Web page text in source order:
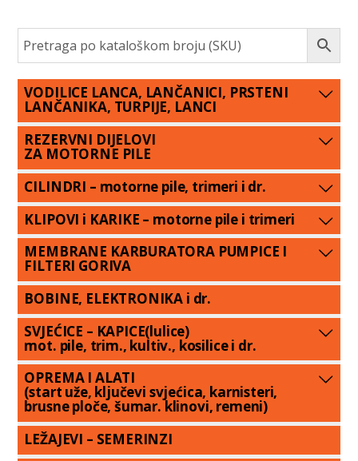
VODILICE LANCA, LANČANICI, PRSTENI
LANČANIKA, TURPIJE, LANCI
REZERVNI DIJELOVI
ZA MOTORNE PILE
CILINDRI – motorne pile, trimeri i dr.
KLIPOVI i KARIKE – motorne pile i trimeri
MEMBRANE KARBURATORA PUMPICE I
FILTERI GORIVA
BOBINE, ELEKTRONIKA i dr.
SVJEĆICE – KAPICE(lulice)
mot. pile, trim., kultiv., kosilice i dr.
OPREMA I ALATI
(start uže, ključevi svjećica, karnisteri,
brusne ploče, šumar. klinovi, remeni)
LEŽAJEVI – SEMERINZI